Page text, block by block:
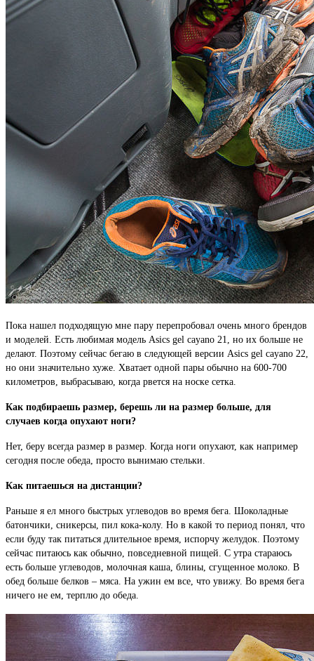
Пока нашел подходящую мне пару перепробовал очень много брендов
и моделей. Есть любимая модель Asics gel cayano 21, но их больше не
делают. Поэтому сейчас бегаю в следующей версии Asics gel cayano 22,
но они значительно хуже. Хватает одной пары обычно на 600-700
километров, выбрасываю, когда рвется на носке сетка.
Как подбираешь размер, берешь ли на размер больше, для
случаев когда опухают ноги?
Нет, беру всегда размер в размер. Когда ноги опухают, как например
сегодня после обеда, просто вынимаю стельки.
Как питаешься на дистанции?
Раньше я ел много быстрых углеводов во время бега. Шоколадные
батончики, сникерсы, пил кока-колу. Но в какой то период понял, что
если буду так питаться длительное время, испорчу желудок. Поэтому
сейчас питаюсь как обычно, повседневной пищей. С утра стараюсь
есть больше углеводов, молочная каша, блины, сгущенное молоко. В
обед больше белков – мяса. На ужин ем все, что увижу. Во время бега
ничего не ем, терплю до обеда.